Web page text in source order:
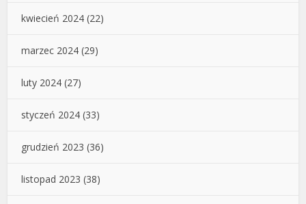
kwiecień 2024 (22)
marzec 2024 (29)
luty 2024 (27)
styczeń 2024 (33)
grudzień 2023 (36)
listopad 2023 (38)